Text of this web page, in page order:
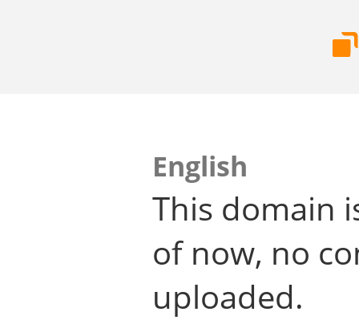
English
This domain
of now, no
uploaded.